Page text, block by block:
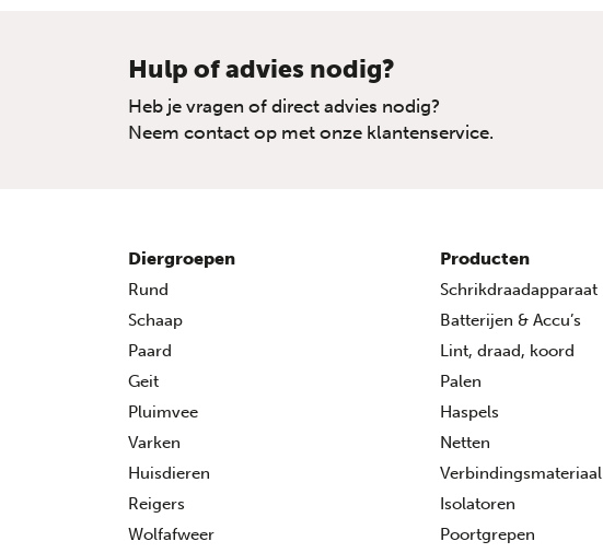
Hulp of advies nodig?
Heb je vragen of direct advies nodig?
Neem contact op met onze klantenservice.
Diergroepen
Rund
Schaap
Paard
Geit
Pluimvee
Varken
Huisdieren
Reigers
Wolfafweer
Producten
Schrikdraadapparaat
Batterijen & Accu’s
Lint, draad, koord
Palen
Haspels
Netten
Verbindingsmateriaal
Isolatoren
Poortgrepen